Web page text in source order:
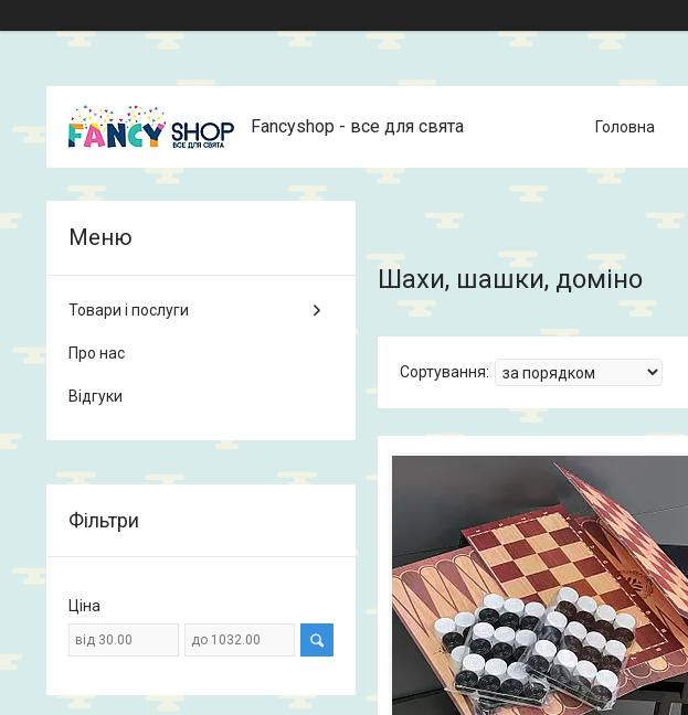
Fancyshop - все для свята Головна
Шахи, шашки, доміно
Товари і послуги
Про нас
Відгуки
Фільтри
Ціна